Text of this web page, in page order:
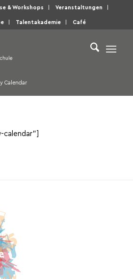
& Workshops Veranstaltungen
Talentakademie Café
Calendar
calendar”]